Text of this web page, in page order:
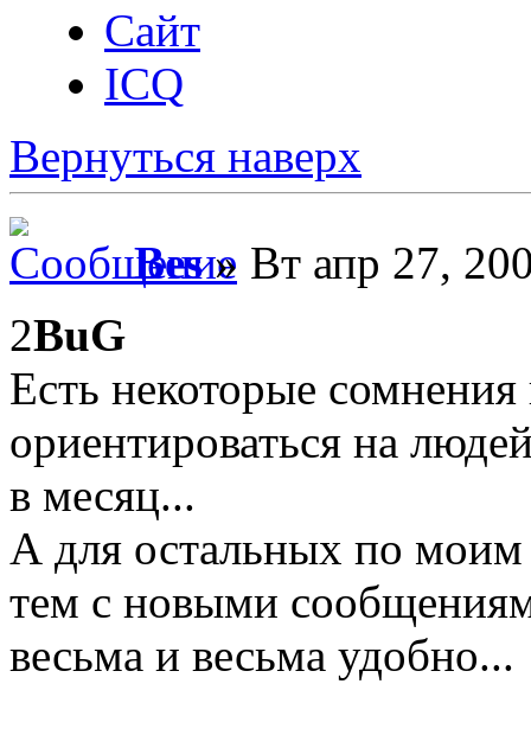
Сайт
ICQ
Вернуться наверх
Bes» Вт апр 27,
2BuG
Есть некоторые
ориентироваться на
в месяц...
А для остальных по
тем с новыми
весьма и весьма удобно...